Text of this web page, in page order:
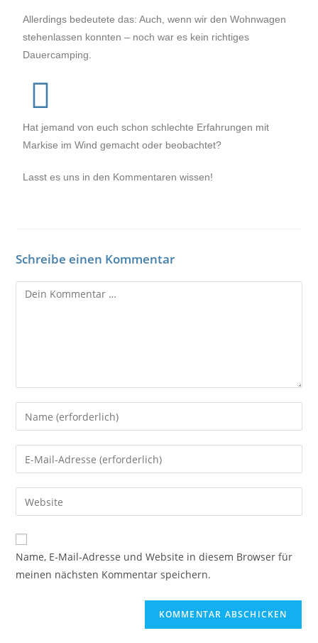
Allerdings bedeutete das: Auch, wenn wir den Wohnwagen
stehenlassen konnten – noch war es kein richtiges
Dauercamping.
Hat jemand von euch schon schlechte Erfahrungen mit
Markise im Wind gemacht oder beobachtet?
Lasst es uns in den Kommentaren wissen!
Schreibe einen Kommentar
Name, E-Mail-Adresse und Website in diesem Browser für
meinen nächsten Kommentar speichern.